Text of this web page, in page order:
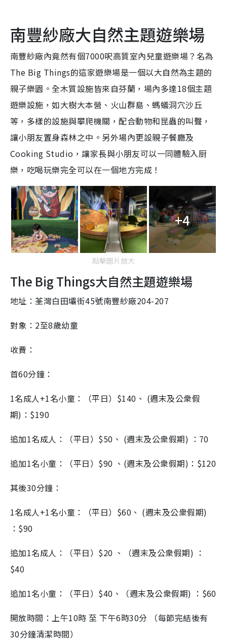
南豐紗廠大自然主題遊樂場
南豐紗廠內竟然有個7000呎高質室內兒童遊樂場？名為
The Big Things的這家遊樂場是一個以大自然為主題的
親子樂園。全木質設施皆來自芬蘭，場內多達18個主題
遊樂設施，如大樹大本營、火山群島、螞蟻洞穴沙丘
等，多樣的設施與攀爬機關，配合動物和昆蟲的叫聲，
讓小朋友置身森林之中。另外場內更設親子餐廳及
Cooking Studio ，讓家長與小朋友可以一同體驗入厨
樂，吃喝玩樂完全可以在一個地方完成！
+4
點擊圖片放大
The Big Things大自然主題遊樂場
地址：荃灣白田壩街45號南豐紗廠204-207
對象： 2至8歲幼童
收費：
首60分鐘：
1名成人+1名小童：（平日） $140、 (週末及公衆假
期) ： $190
追加1名成人：（平日） $50、 (週末及公衆假期) ： 70
追加1名小童：（平日） $90 、(週末及公衆假期) ： $120
其後30分鐘：
1名成人+1名小童：（平日） $60、 (週末及公衆假期)
：$90
追加1名成人：（平日） $20 、（週末及公衆假期) ：
$40
追加1名小童：（平日） $40、（週末及公衆假期) ：$60
開放時間：上午10時 至 下午6時30分 （每節完結後有
30分鐘清潔時間）